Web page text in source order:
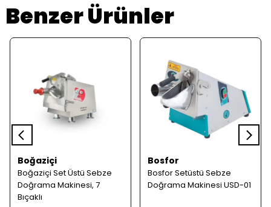
Benzer Ürünler
Boğaziçi
Boğaziçi Set Üstü Sebze
Doğrama Makinesi, 7
Bıçaklı
Bosfor
Bosfor Setüstü Sebze
Doğrama Makinesi USD-01